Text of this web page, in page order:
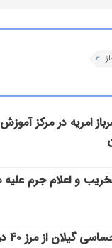
امریه در مرکز
و اعلام جرم
از مرز ۴۰ درجه عبور می‌کند